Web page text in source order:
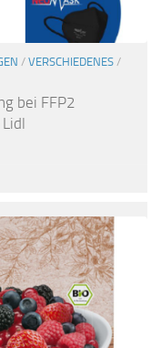
/ VERSCHIEDENES /
bei FFP2